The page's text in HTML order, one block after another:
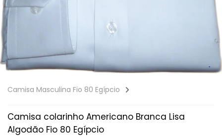
Camisa Masculina Fio 80 Egípcio
Camisa colarinho Americano Branca Lisa
Algodão Fio 80 Egípcio